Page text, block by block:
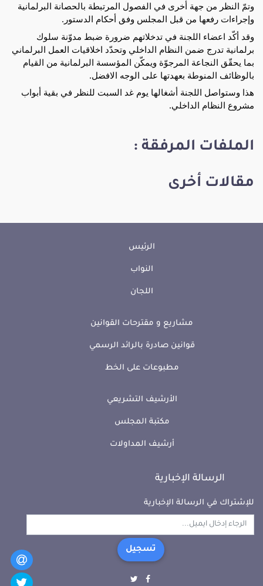
وإجراءات رفعها من قبل المجلس وفق أحكام الدستور.
بالوظائف المنوطة بعهدتها على الوجه الافضل.
مشروع النظام الداخلي.
الملفات المرفقة :
مقالات أخرى
الرئيس
النواب
اللجان
مشاريع و مقترحات القوانين
قوانين صادرة بالرائد الرسمي
مطبوعات على الخط
الأرشيف التشريعي
مكتبة المجلس
أرشيف المداولات
الرسالة الإخبارية
للإشتراك في الرسالة الإخبارية
تسجيل